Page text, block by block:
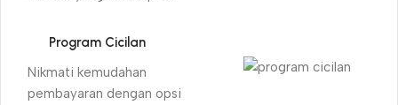
Program Cicilan
Nikmati kemudahan
pembayaran dengan opsi